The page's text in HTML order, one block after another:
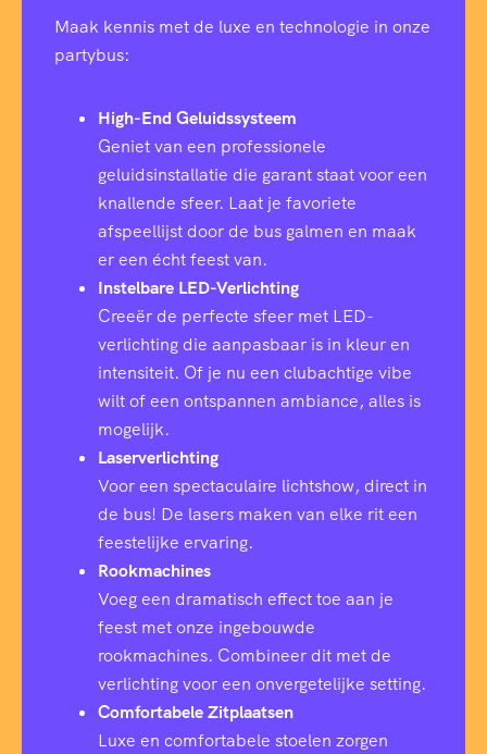
Maak kennis met de luxe en technologie in onze
partybus:
High-End Geluidssysteem
Geniet van een professionele
geluidsinstallatie die garant staat voor een
knallende sfeer. Laat je favoriete
afspeellijst door de bus galmen en maak
er een écht feest van.
Instelbare LED-Verlichting
Creeër de perfecte sfeer met LED-
verlichting die aanpasbaar is in kleur en
intensiteit. Of je nu een clubachtige vibe
wilt of een ontspannen ambiance, alles is
mogelijk.
Laserverlichting
Voor een spectaculaire lichtshow, direct in
de bus! De lasers maken van elke rit een
feestelijke ervaring.
Rookmachines
Voeg een dramatisch effect toe aan je
feest met onze ingebouwde
rookmachines. Combineer dit met de
verlichting voor een onvergetelijke setting.
Comfortabele Zitplaatsen
Luxe en comfortabele stoelen zorgen